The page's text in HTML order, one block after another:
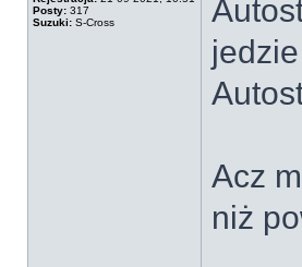
Posty: 317
Suzuki: S-Cross
Acz
niż